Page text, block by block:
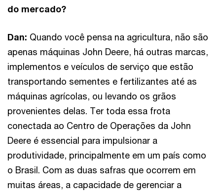
do mercado?
Dan: Quando você pensa na agricultura, não são
apenas máquinas John Deere, há outras marcas,
implementos e veículos de serviço que estão
transportando sementes e fertilizantes até as
máquinas agrícolas, ou levando os grãos
provenientes delas. Ter toda essa frota
conectada ao Centro de Operações da John
Deere é essencial para impulsionar a
produtividade, principalmente em um país como
o Brasil. Com as duas safras que ocorrem em
muitas áreas, a capacidade de gerenciar a